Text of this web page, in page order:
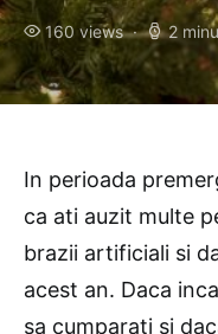
160 views 2
In perioada
ca ati auzit multe
brazii artificiali si
acest an. Daca
sa cumparati si